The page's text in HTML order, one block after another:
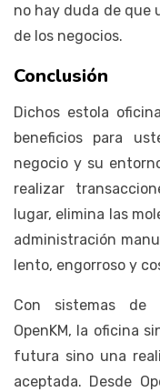
no hay duda de que
de los negocios.
Conclusión
Dichos estola
beneficios para
negocio y su
realizar
lugar, elimina las
administración
lento, engorroso y
Con sistemas de
OpenKM, la oficina
futura sino una
aceptada. Desde